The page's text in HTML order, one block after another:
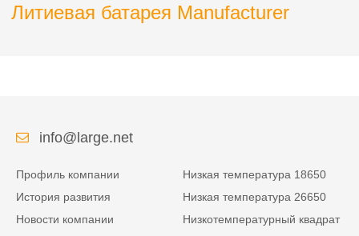
Литиевая батарея Manufacturer
info@large.net
Профиль компании
История развития
Новости компании
Низкая температура 18650
Низкая температура 26650
Низкотемпературный квадрат